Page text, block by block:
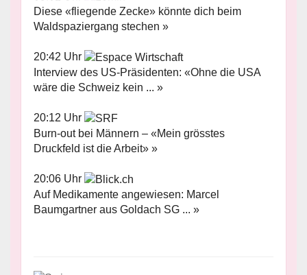
Diese «fliegende Zecke» könnte dich beim
Waldspaziergang stechen »
20:42 Uhr
Interview des US-Präsidenten: «Ohne die USA
wäre die Schweiz kein ... »
20:12 Uhr
Burn-out bei Männern – «Mein grösstes
Druckfeld ist die Arbeit» »
20:06 Uhr
Auf Medikamente angewiesen: Marcel
Baumgartner aus Goldach SG ... »